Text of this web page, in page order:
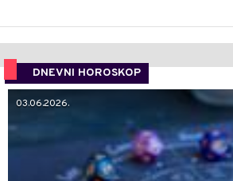
DNEVNI HOROSKOP
03.06.2026.